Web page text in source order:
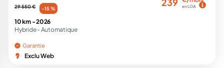
29 550 € -15 % en LOA
10 km -2026
Hybride - Automatique
Garantie
Exclu Web